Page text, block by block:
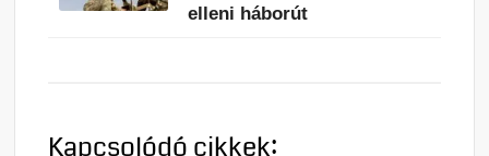
elleni háborút
Kapcsolódó cikkek: